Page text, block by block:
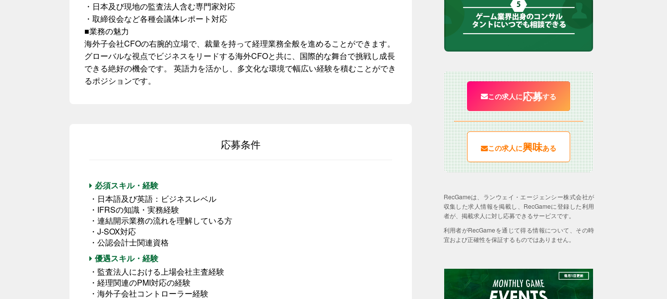
・日本及び現地の監査法人含む専門家対応
・取締役会など各種会議体レポート対応
■業務の魅力
海外子会社CFOの右腕的立場で、裁量を持って経理業務全般を進めることができます。
グローバルな視点でビジネスをリードする海外CFOと共に、国際的な舞台で挑戦し成長
できる絶好の機会です。 英語力を活かし、多文化な環境で幅広い経験を積むことができ
るポジションです。
応募条件
必須スキル・経験
・日本語及び英語：ビジネスレベル
・IFRSの知識・実務経験
・連結開示業務の流れを理解している方
・J-SOX対応
・公認会計士関連資格
優遇スキル・経験
・監査法人における上場会社主査経験
・経理関連のPMI対応の経験
・海外子会社コントローラー経験
この求人に応募する
この求人に興味ある
RecGameは、ランウェイ・エージェンシー株式会社が
収集した求人情報を掲載し、RecGameに登録した利用
者が、掲載求人に対し応募できるサービスです。
利用者がRecGameを通じて得る情報について、その時
宜および正確性を保証するものではありません。